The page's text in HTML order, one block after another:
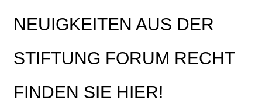
NEUIGKEITEN AUS DER
STIFTUNG FORUM RECHT
FINDEN SIE HIER!